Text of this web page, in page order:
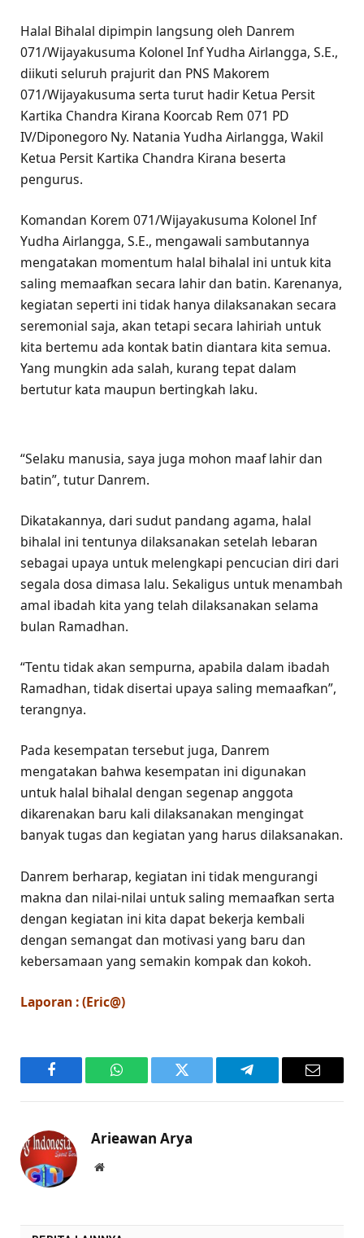
Halal Bihalal dipimpin langsung oleh Danrem
071/Wijayakusuma Kolonel Inf Yudha Airlangga, S.E.,
diikuti seluruh prajurit dan PNS Makorem
071/Wijayakusuma serta turut hadir Ketua Persit
Kartika Chandra Kirana Koorcab Rem 071 PD
IV/Diponegoro Ny. Natania Yudha Airlangga, Wakil
Ketua Persit Kartika Chandra Kirana beserta
pengurus.
Komandan Korem 071/Wijayakusuma Kolonel Inf
Yudha Airlangga, S.E., mengawali sambutannya
mengatakan momentum halal bihalal ini untuk kita
saling memaafkan secara lahir dan batin. Karenanya,
kegiatan seperti ini tidak hanya dilaksanakan secara
seremonial saja, akan tetapi secara lahiriah untuk
kita bertemu ada kontak batin diantara kita semua.
Yang mungkin ada salah, kurang tepat dalam
bertutur kata maupun bertingkah laku.
“Selaku manusia, saya juga mohon maaf lahir dan
batin”, tutur Danrem.
Dikatakannya, dari sudut pandang agama, halal
bihalal ini tentunya dilaksanakan setelah lebaran
sebagai upaya untuk melengkapi pencucian diri dari
segala dosa dimasa lalu. Sekaligus untuk menambah
amal ibadah kita yang telah dilaksanakan selama
bulan Ramadhan.
“Tentu tidak akan sempurna, apabila dalam ibadah
Ramadhan, tidak disertai upaya saling memaafkan”,
terangnya.
Pada kesempatan tersebut juga, Danrem
mengatakan bahwa kesempatan ini digunakan
untuk halal bihalal dengan segenap anggota
dikarenakan baru kali dilaksanakan mengingat
banyak tugas dan kegiatan yang harus dilaksanakan.
Danrem berharap, kegiatan ini tidak mengurangi
makna dan nilai-nilai untuk saling memaafkan serta
dengan kegiatan ini kita dapat bekerja kembali
dengan semangat dan motivasi yang baru dan
kebersamaan yang semakin kompak dan kokoh.
Laporan : (Eric@)
Facebook WhatsAppTwitter Telegram Email
Arieawan Arya
Website